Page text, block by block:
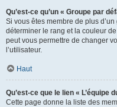
Qu’est-ce qu’un « Groupe par
Si vous êtes membre de plus
déterminer le rang et la couleur
peut vous permettre de changer
l’utilisateur.
Haut
Qu’est-ce que le lien « L’équipe
Cette page donne la liste des